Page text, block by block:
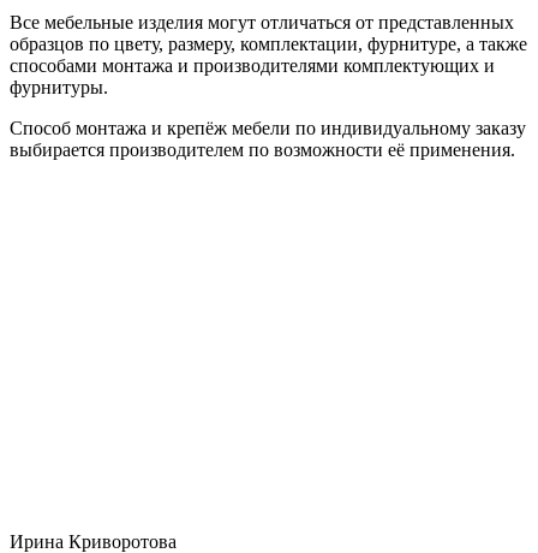
Все мебельные изделия могут отличаться от представленных
образцов по цвету, размеру, комплектации, фурнитуре, а также
способами монтажа и производителями комплектующих и
фурнитуры.
Способ монтажа и крепёж мебели по индивидуальному заказу
выбирается производителем по возможности её применения.
Ирина Криворотова